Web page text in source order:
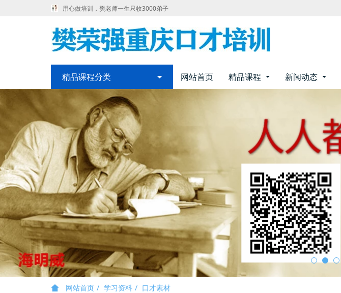
用心做培训，樊老师一生只收3000弟子
精品课程分类 网站首页 精品课程 新闻动态
网站首页 学习资料 口才素材